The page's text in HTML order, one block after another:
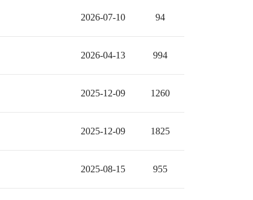
2026-07-10 94
2026-04-13 994
2025-12-09 1260
2025-12-09 1825
2025-08-15 955